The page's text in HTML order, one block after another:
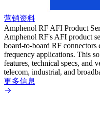
营销资料
Amphenol RF AFI Product
Amphenol RF's AFI product
board-to-board RF
frequency applications. This
features, technical specs, and
telecom, industrial, and
更多信息